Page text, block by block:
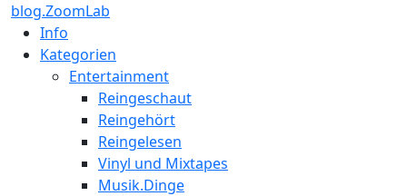
blog.ZoomLab
Info
Kategorien
Entertainment
Reingeschaut
Reingehört
Reingelesen
Vinyl und Mixtapes
Musik.Dinge